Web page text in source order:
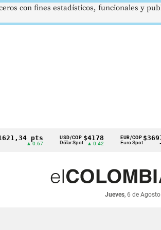
pts
▲ 0.67
USD/COP
Dólar Spot
$4178
▲ 0.42
EUR/COP
Euro Spot
$3697
Jueves, 6 de
con fines estadísticos, funcionales y